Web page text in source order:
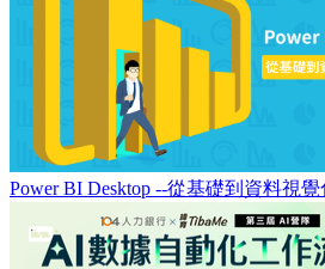
Power BI Desktop --從基礎到資料視